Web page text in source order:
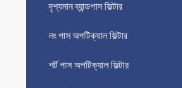
দৃশ্যমান ব্যান্ডপাস ফিল্টার
লং পাস অপটিক্যাল ফিল্টার
শর্ট পাস অপটিক্যাল ফিল্টার